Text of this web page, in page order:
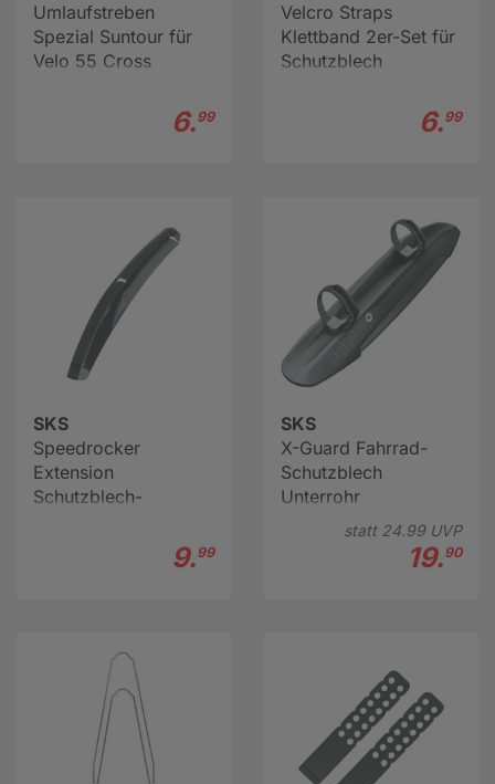
Umlaufstreben
Spezial Suntour für
Velo 55 Cross
6.99
Velcro Straps
Klettband 2er-Set für
Schutzblech
6.99
SKS
Speedrocker
Extension
Schutzblech-
9.99
SKS
X-Guard Fahrrad-
Schutzblech
Unterrohr
statt 24.99UVP
19.90